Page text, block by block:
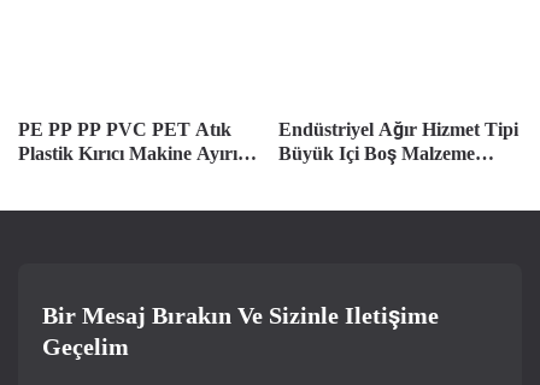
PE PP PP PVC PET Atık
Plastik Kırıcı Makine Ayırıcı
Endüstriyel Ağır Hizmet Tipi
Büyük Içi Boş Malzeme
Bir Mesaj Bırakın Ve Sizinle Iletişime
Geçelim